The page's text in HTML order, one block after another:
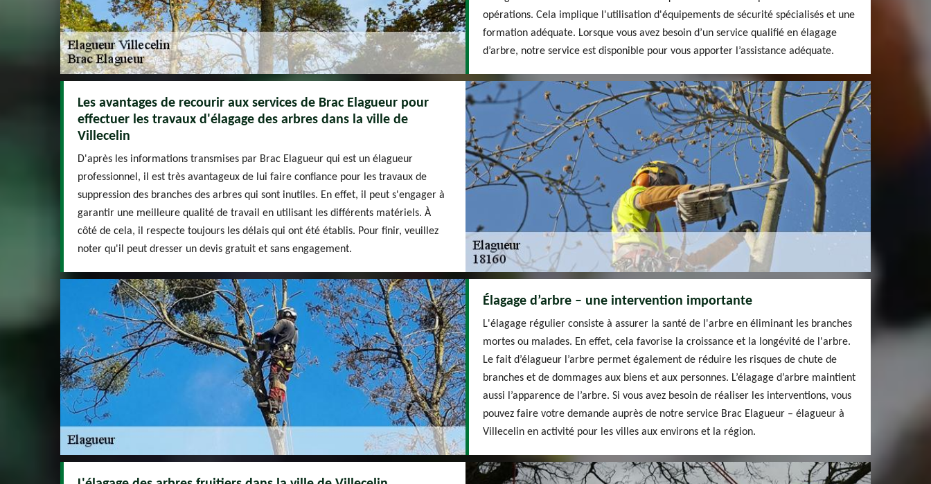
opérations. Cela implique l'utilisation d'équipements de sécurité spécialisés et une
formation adéquate. Lorsque vous avez besoin d’un service qualifié en élagage
d’arbre, notre service est disponible pour vous apporter l’assistance adéquate.
Les avantages de recourir aux services de Brac Elagueur pour
effectuer les travaux d'élagage des arbres dans la ville de
Villecelin
D'après les informations transmises par Brac Elagueur qui est un élagueur
professionnel, il est très avantageux de lui faire confiance pour les travaux de
suppression des branches des arbres qui sont inutiles. En effet, il peut s'engager à
garantir une meilleure qualité de travail en utilisant les différents matériels. À
côté de cela, il respecte toujours les délais qui ont été établis. Pour finir, veuillez
noter qu'il peut dresser un devis gratuit et sans engagement.
Élagage d’arbre – une intervention importante
L'élagage régulier consiste à assurer la santé de l'arbre en éliminant les branches
mortes ou malades. En effet, cela favorise la croissance et la longévité de l'arbre.
Le fait d’élagueur l’arbre permet également de réduire les risques de chute de
branches et de dommages aux biens et aux personnes. L’élagage d’arbre maintient
aussi l’apparence de l’arbre. Si vous avez besoin de réaliser les interventions, vous
pouvez faire votre demande auprès de notre service Brac Elagueur – élagueur à
Villecelin en activité pour les villes aux environs et la région.